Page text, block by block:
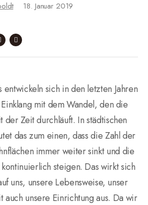
18. Januar 2019
entwickeln sich in den letzten Jahren
mit dem Wandel, den die
der Zeit durchläuft. In städtischen
das zum einen, dass die Zahl der
immer weiter sinkt und die
steigen. Das wirkt sich
uns, unsere Lebensweise, unser
auch unsere Einrichtung aus. Da wir